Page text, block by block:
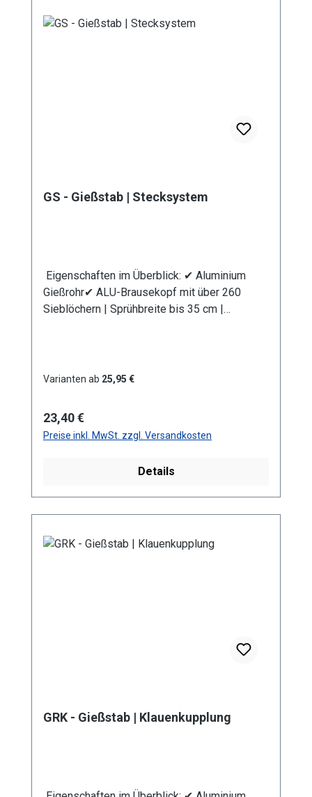
GS - Gießstab | Stecksystem
Eigenschaften im Überblick: ✔ Aluminium
Gießrohr✔ ALU-Brausekopf mit über 260
Sieblöchern | Sprühbreite bis 35 cm |
Kälteisolierender Griffschutz | Bauteile
(passend System Gardena)
Produktmerkmale Die Aluminium-
und einfache Handhabung. Mit dem
unterschiedlichen Rohr – Längen ermöglicht
Mehrkomponentenbauweise des Gießstabs
Verunreinigungen im Gießwasser. Bei den
Produktvarianten von GS und GRS erhalten Sie
Varianten ab 25,95 €
Regulärer Preis:
23,40 €
Preise inkl. MwSt. zzgl. Versandkosten
Details
GRK - Gießstab | Klauenkupplung